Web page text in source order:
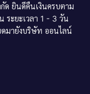
ด ยินดีคืนเงินครบตาม
ระยะเวลา 1 - 3 วัน
ดมายังบริษัท ออนไลน์